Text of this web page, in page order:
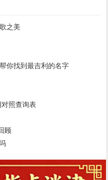
之美
你找到最吉利的名字
照查询表
顾